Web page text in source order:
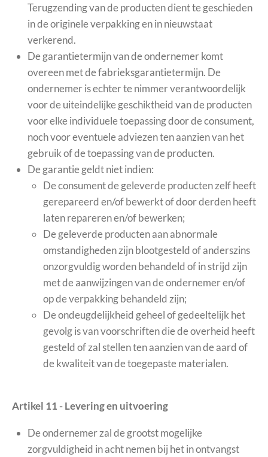
Terugzending van de producten dient te geschieden
in de originele verpakking en in nieuwstaat
verkerend.
De garantietermijn van de ondernemer komt
overeen met de fabrieksgarantietermijn. De
ondernemer is echter te nimmer verantwoordelijk
voor de uiteindelijke geschiktheid van de producten
voor elke individuele toepassing door de consument,
noch voor eventuele adviezen ten aanzien van het
gebruik of de toepassing van de producten.
De garantie geldt niet indien:
De consument de geleverde producten zelf heeft
gerepareerd en/of bewerkt of door derden heeft
laten repareren en/of bewerken;
De geleverde producten aan abnormale
omstandigheden zijn blootgesteld of anderszins
onzorgvuldig worden behandeld of in strijd zijn
met de aanwijzingen van de ondernemer en/of
op de verpakking behandeld zijn;
De ondeugdelijkheid geheel of gedeeltelijk het
gevolg is van voorschriften die de overheid heeft
gesteld of zal stellen ten aanzien van de aard of
de kwaliteit van de toegepaste materialen.
Artikel 11 - Levering en uitvoering
De ondernemer zal de grootst mogelijke
zorgvuldigheid in acht nemen bij het in ontvangst